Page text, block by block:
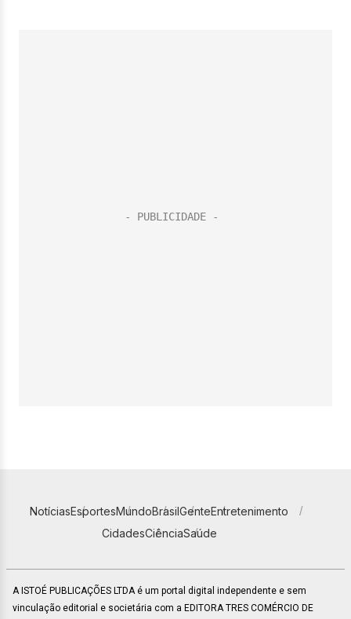
NotíciasEsportesMundoBrasilGenteEntretenimento
CidadesCiênciaSaúde
A ISTOÉ PUBLICAÇÕES LTDA é um portal digital independente e sem
vinculação editorial e societária com a EDITORA TRES COMÉRCIO DE